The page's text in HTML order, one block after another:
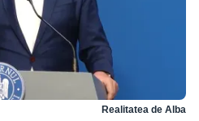
Realitatea de Alba